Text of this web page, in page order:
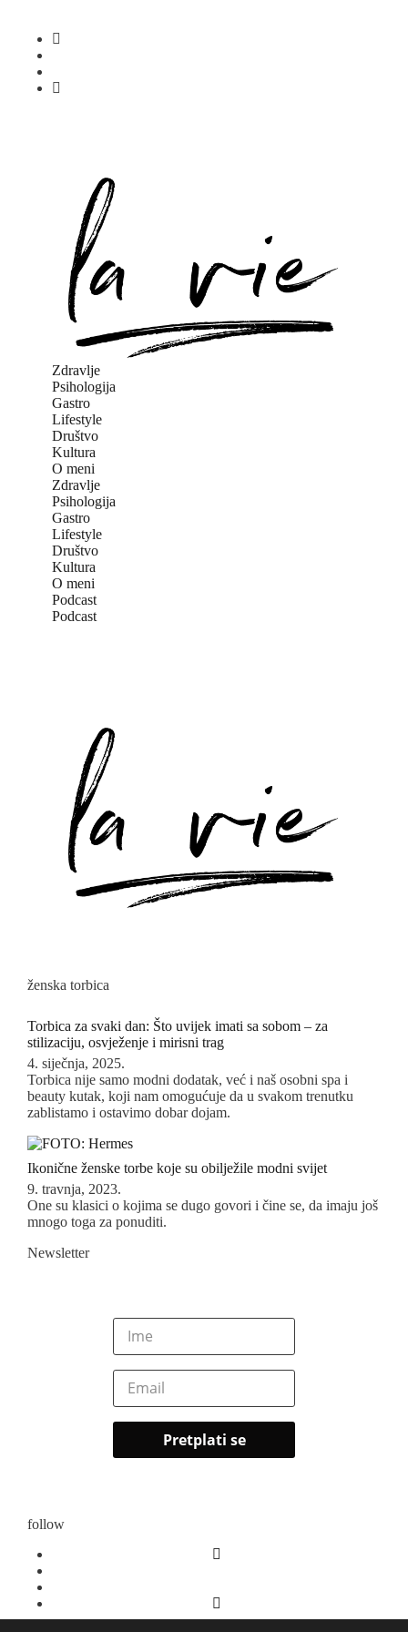
Zdravlje
Psihologija
Gastro
Lifestyle
Društvo
Kultura
O meni
Zdravlje
Psihologija
Gastro
Lifestyle
Društvo
Kultura
O meni
Podcast
Podcast
ženska torbica
Torbica za svaki dan: Što uvijek imati sa sobom – za
stilizaciju, osvježenje i mirisni trag
4. siječnja, 2025.
Torbica nije samo modni dodatak, već i naš osobni spa i
beauty kutak, koji nam omogućuje da u svakom trenutku
zablistamo i ostavimo dobar dojam.
Ikonične ženske torbe koje su obilježile modni svijet
9. travnja, 2023.
One su klasici o kojima se dugo govori i čine se, da imaju još
mnogo toga za ponuditi.
Newsletter
follow